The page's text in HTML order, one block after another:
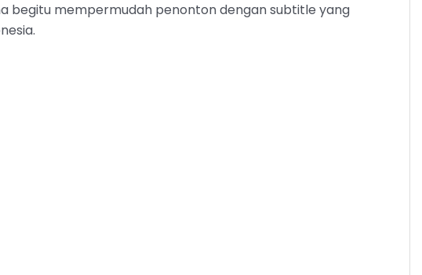
begitu mempermudah penonton dengan subtitle yang